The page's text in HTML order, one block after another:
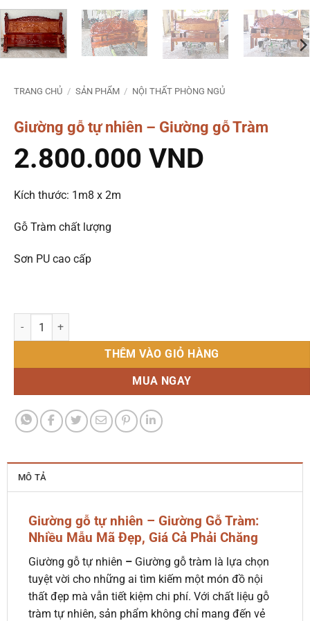
TRANG CHỦ / SẢN PHẨM / NỘI THẤT PHÒNG NGỦ
Giường gỗ tự nhiên – Giường gỗ Tràm
2.800.000 VND
Kích thước: 1m8 x 2m
Gỗ Tràm chất lượng
Sơn PU cao cấp
Giường gỗ tự nhiên - Giường gỗ Tràm số lượng
THÊM VÀO GIỎ HÀNG
MUA NGAY
MÔ TẢ
Giường gỗ tự nhiên – Giường Gỗ Tràm:
Nhiều Mẫu Mã Đẹp, Giá Cả Phải Chăng
Giường gỗ tự nhiên – Giường gỗ tràm là lựa chọn
tuyệt vời cho những ai tìm kiếm một món đồ nội
thất đẹp mà vẫn tiết kiệm chi phí. Với chất liệu gỗ
tràm tự nhiên, sản phẩm không chỉ mang đến vẻ